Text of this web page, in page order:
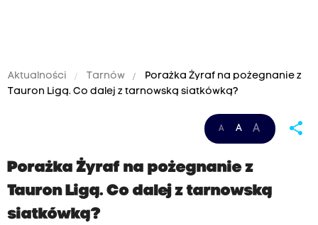
Aktualności Tarnów
Porażka Żyraf na pożegnanie z
Tauron Ligą. Co dalej z tarnowską siatkówką?
A A A share
Porażka Żyraf na pożegnanie z
Tauron Ligą. Co dalej z tarnowską
siatkówką?